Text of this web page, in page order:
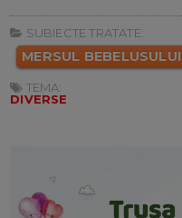
SUBIECTE TRATATE:
MERSUL BEBELUSULUI
TEMA:
DIVERSE